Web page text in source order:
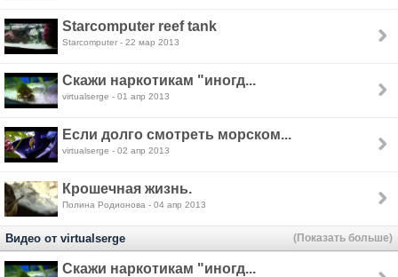
Starcomputer reef tank
Starcomputer - 22 мар 2013
Скажи наркотикам "иногд...
virtualserge - 01 апр 2013
Если долго смотреть морском...
virtualserge - 02 апр 2013
Крошечная жизнь.
Полина Родионова - 04 апр 2013
Видео от virtualserge (Показать больше)
Скажи наркотикам "иногд...